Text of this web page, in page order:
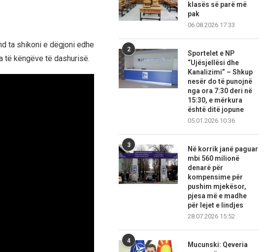
ta shikoni e dëgjoni edhe
të këngëve të dashurisë.
klasës së parë më
pak
06.08.2026 17:33
2
Sportelet e NP
“Ujësjellësi dhe
Kanalizimi” – Shkup
nesër do të punojnë
nga ora 7:30 deri në
15:30, e mërkura
është ditë jopune
05.01.2026 10:36
3
Në korrik janë paguar
mbi 560 milionë
denarë për
kompensime për
pushim mjekësor,
pjesa më e madhe
për lejet e lindjes
28.07.2026 15:52
4
Mucunski: Qeveria